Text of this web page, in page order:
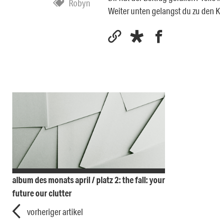
Robyn
Weiter unten gelangst du zu den
album des monats april / platz 2: the fall: your
future our clutter
vorheriger artikel